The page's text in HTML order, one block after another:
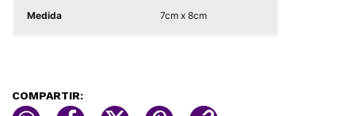
Medida 7cm x 8cm
COMPARTIR: